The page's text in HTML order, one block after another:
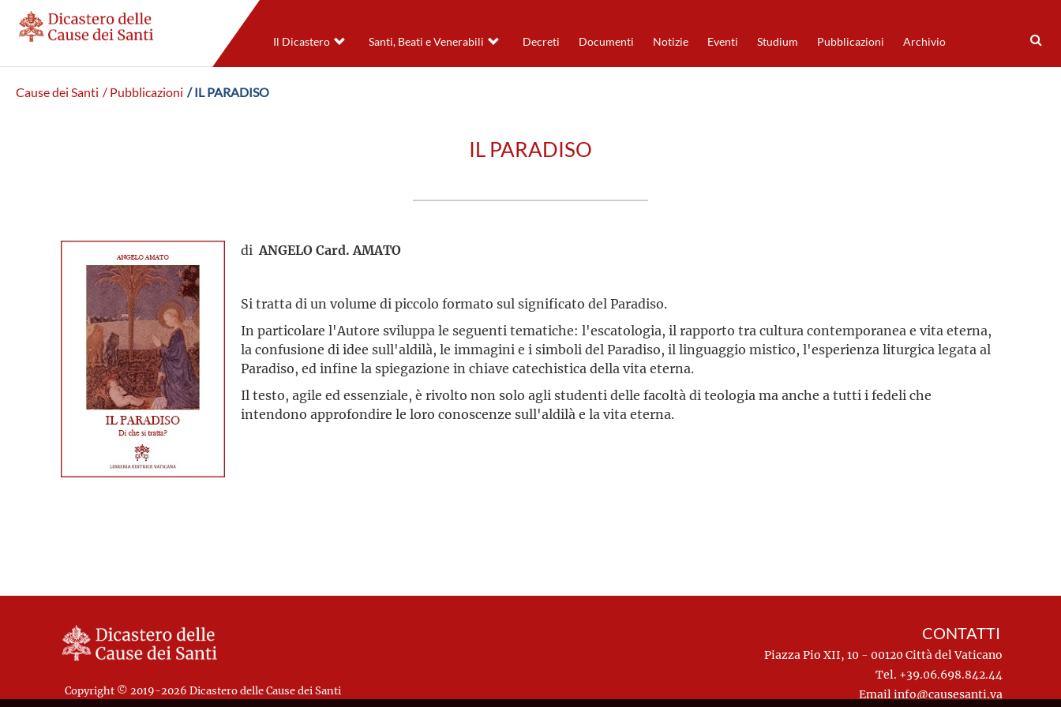
Il Dicastero Santi, Beati e Venerabili Decreti Documenti Notizie Eventi Studium Pubblicazioni Archivio
Cause dei Santi / Pubblicazioni / IL PARADISO
IL PARADISO
di ANGELO Card. AMATO
Si tratta di un volume di piccolo formato sul significato del Paradiso.
In particolare l'Autore sviluppa le seguenti tematiche: l'escatologia, il rapporto tra cultura contemporanea e vita eterna,
la confusione di idee sull'aldilà, le immagini e i simboli del Paradiso, il linguaggio mistico, l'esperienza liturgica legata al
Paradiso, ed infine la spiegazione in chiave catechistica della vita eterna.
Il testo, agile ed essenziale, è rivolto non solo agli studenti delle facoltà di teologia ma anche a tutti i fedeli che
intendono approfondire le loro conoscenze sull'aldilà e la vita eterna.
Copyright © 2019-2026 Dicastero delle Cause dei Santi
CONTATTI
Piazza Pio XII, 10 - 00120 Città del Vaticano
Tel. +39.06.698.842.44
Emailinfo@causesanti.va